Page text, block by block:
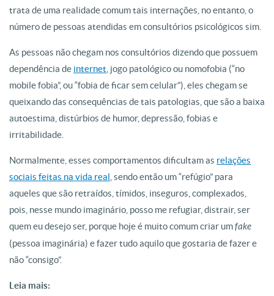
trata de uma realidade comum tais internações, no entanto, o
número de pessoas atendidas em consultórios psicológicos sim.
As pessoas não chegam nos consultórios dizendo que possuem
dependência de internet, jogo patológico ou nomofobia (“no
mobile fobia”, ou “fobia de ficar sem celular”), eles chegam se
queixando das consequências de tais patologias, que são a baixa
autoestima, distúrbios de humor, depressão, fobias e
irritabilidade.
Normalmente, esses comportamentos dificultam as relações
sociais feitas na vida real , sendo então um “refúgio” para
aqueles que são retraídos, tímidos, inseguros, complexados,
pois, nesse mundo imaginário, posso me refugiar, distrair, ser
quem eu desejo ser, porque hoje é muito comum criar umfake
(pessoa imaginária) e fazer tudo aquilo que gostaria de fazer e
não “consigo”.
Leia mais: